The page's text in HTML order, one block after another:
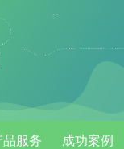
品服务 成功案例